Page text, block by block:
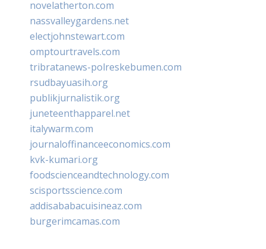
novelatherton.com
nassvalleygardens.net
electjohnstewart.com
omptourtravels.com
tribratanews-polreskebumen.com
rsudbayuasih.org
publikjurnalistik.org
juneteenthapparel.net
italywarm.com
journaloffinanceeconomics.com
kvk-kumari.org
foodscienceandtechnology.com
scisportsscience.com
addisababacuisineaz.com
burgerimcamas.com